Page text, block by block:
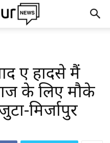
हुए हादसे मैं
के लिए मौके
मिर्जापुर